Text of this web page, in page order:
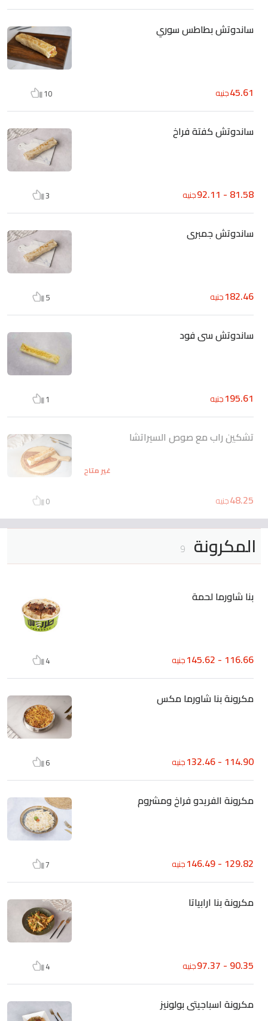
ساندوتش بطاطس سوري
45.61جنيه 10
ساندوتش كفتة فراخ
81.58 - 92.11 جنيه 3
ساندوتش جمبرى
182.46جنيه 5
ساندوتش سى فود
195.61جنيه 1
تشكين راب مع صوص السيراتشا
غير متاح
48.25جنيه 0
المكرونة 9
بنا شاورما لحمة
116.66 - 145.62 جنيه 4
مكرونة بنا شاورما مكس
114.90 - 132.46 جنيه 6
مكرونة الفريدو فراخ ومشروم
129.82 - 146.49 جنيه 7
مكرونة بنا ارابياتا
90.35 - 97.37 جنيه 4
مكرونة اسباجيتى بولونيز